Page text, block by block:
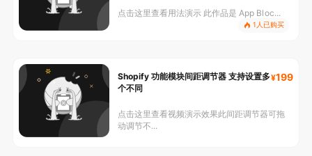
点击这里查看用法演示 此作品是 App Bloc...
1人已购买
Shopify 功能模块间距调节器 支持设置多
个不同
199
点击这里查看视频演示效果此间距调节器可拖
动调节不...